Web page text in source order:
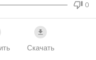
0
Скачать